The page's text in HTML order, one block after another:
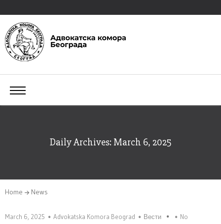
Daily Archives: March 6, 2025
Home News
March 6, 2025 Advokatska Komora Beograd Вести
No